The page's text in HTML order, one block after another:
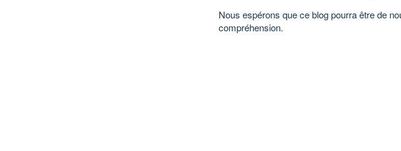
Nous espérons que ce blog pourra être de
compréhension.